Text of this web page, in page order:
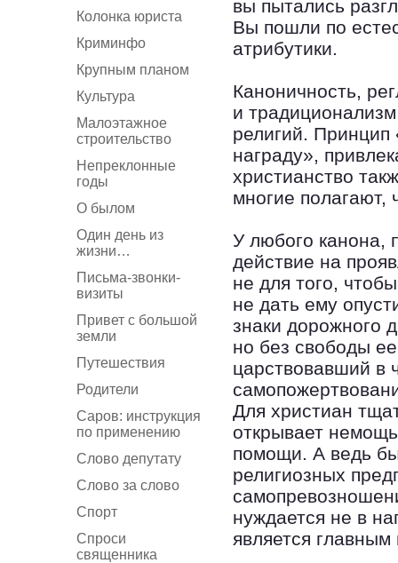
Колонка юриста
Криминфо
Крупным планом
Культура
Малоэтажное
строительство
Непреклонные
годы
О былом
Один день из
жизни…
Письма-звонки-
визиты
Привет с большой
земли
Путешествия
Родители
Саров: инструкция
по применению
Слово депутату
Слово за слово
Спорт
Спроси
священника
вы пытались
Вы пошли по
атрибутики.
Каноничность,
и
религий. Принцип
награду»,
христианство
многие полагают,
У любого канона,
действие на
не для того,
не дать ему
знаки дорожного
но без свободы
царствовавший в
Для христиан
открывает
помощи. А ведь
религиозных
нуждается не в
является главным